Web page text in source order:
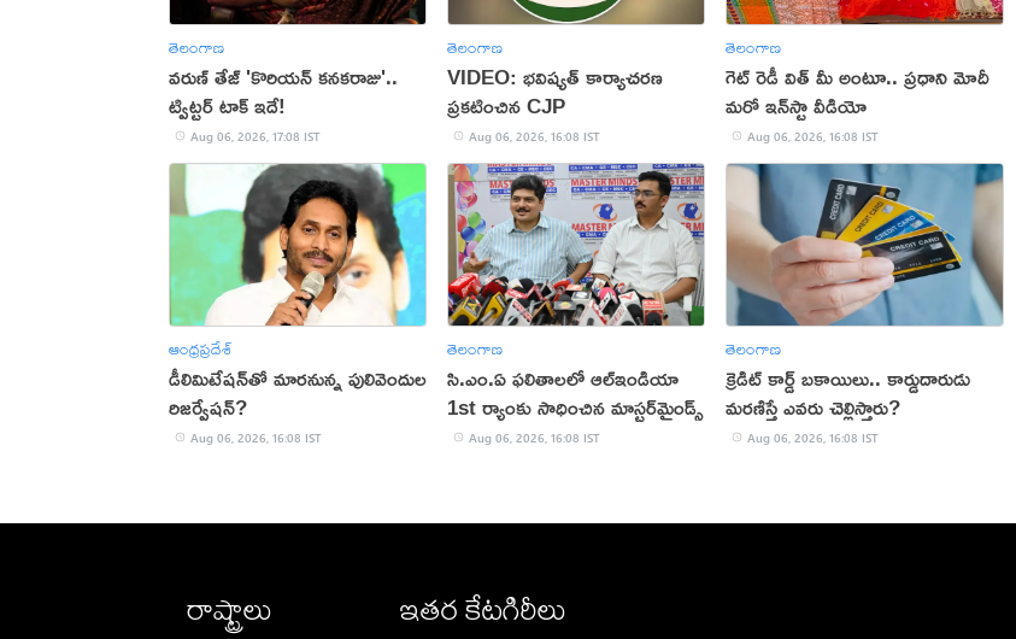
తెలంగాణ
వరుణ్ తేజ్ 'కొరియన్ కనకరాజు'..
ట్విట్టర్ టాక్ ఇదే!
Aug 06, 2026, 17:08 IST
తెలంగాణ
VIDEO: భవిష్యత్ కార్యాచరణ
ప్రకటించిన CJP
Aug 06, 2026, 16:08 IST
తెలంగాణ
గెట్ రెడీ విత్ మీ అంటూ.. ప్రధాని మోదీ
మరో ఇన్‌స్టా వీడియో
Aug 06, 2026, 16:08 IST
ఆంధ్రప్రదేశ్
డీలిమిటేషన్‌తో మారనున్న పులివెందుల
రిజర్వేషన్?
Aug 06, 2026, 16:08 IST
తెలంగాణ
సి.ఎం.ఏ ఫలితాలలో ఆల్ఇండియా
1st ర్యాంకు సాధించిన మాస్టర్‌మైండ్స్
Aug 06, 2026, 16:08 IST
తెలంగాణ
క్రెడిట్ కార్డ్ బకాయిలు.. కార్డుదారుడు
మరణిస్తే ఎవరు చెల్లిస్తారు?
Aug 06, 2026, 16:08 IST
రాష్ట్రాలు ఇతర కేటగిరీలు